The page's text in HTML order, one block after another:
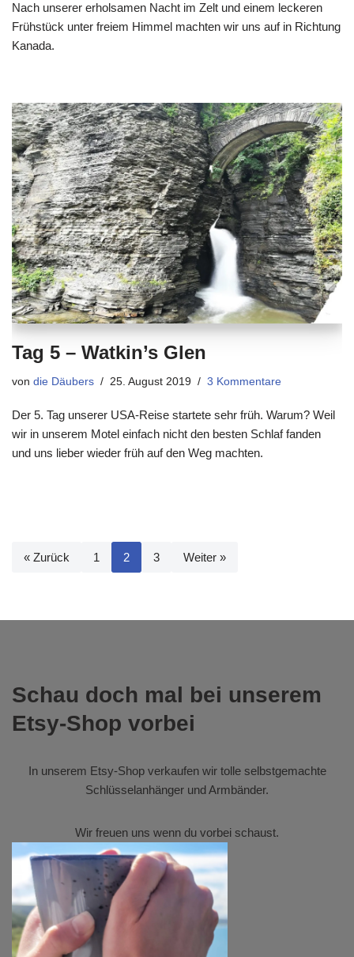
Nach unserer erholsamen Nacht im Zelt und einem leckeren
Frühstück unter freiem Himmel machten wir uns auf in Richtung
Kanada.
Tag 5 – Watkin’s Glen
von die Däubers 25. August 2019 3 Kommentare
Der 5. Tag unserer USA-Reise startete sehr früh. Warum? Weil
wir in unserem Motel einfach nicht den besten Schlaf fanden
und uns lieber wieder früh auf den Weg machten.
« Zurück 1 2 3 Weiter »
Schau doch mal bei unserem
Etsy-Shop vorbei
In unserem Etsy-Shopverkaufen wir tolle selbstgemachte
Schlüsselanhänger und Armbänder.
Wir freuen uns wenn du vorbei schaust.